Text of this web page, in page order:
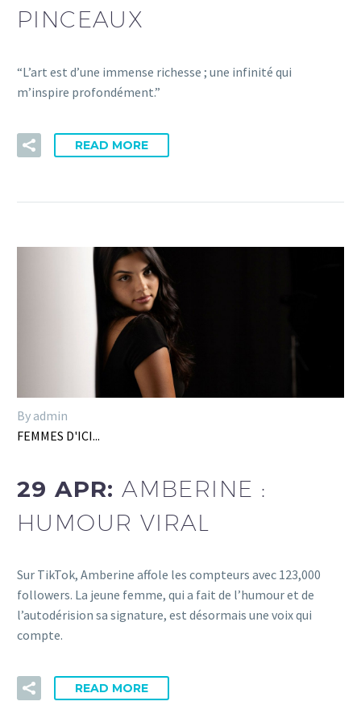
PINCEAUX
“L’art est d’une immense richesse ; une infinité qui
m’inspire profondément.”
READ MORE
By admin
FEMMES D'ICI...
29 APR:AMBERINE :
HUMOUR VIRAL
Sur TikTok, Amberine affole les compteurs avec 123,000
followers. La jeune femme, qui a fait de l’humour et de
l’autodérision sa signature, est désormais une voix qui
compte.
READ MORE